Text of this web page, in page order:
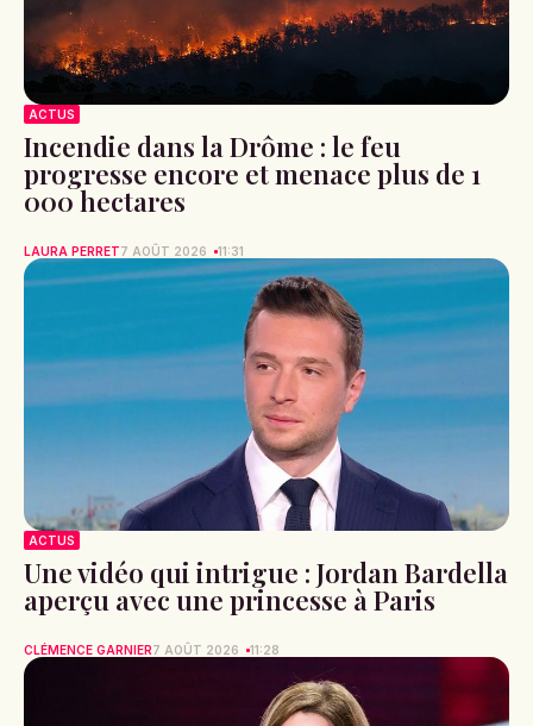
ACTUS
Incendie dans la Drôme : le feu
progresse encore et menace plus de 1
000 hectares
LAURA PERRET7 AOÛT 2026 11:31
ACTUS
Une vidéo qui intrigue : Jordan Bardella
aperçu avec une princesse à Paris
CLÉMENCE GARNIER7 AOÛT 2026 11:28